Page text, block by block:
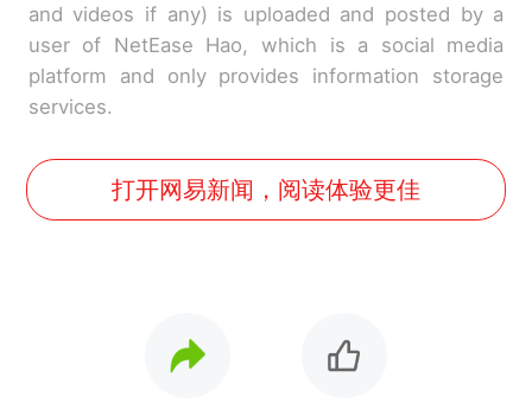
and videos if any) is uploaded and posted by a
user of NetEase Hao, which is a social media
platform and only provides information storage
services.
打开网易新闻，阅读体验更佳